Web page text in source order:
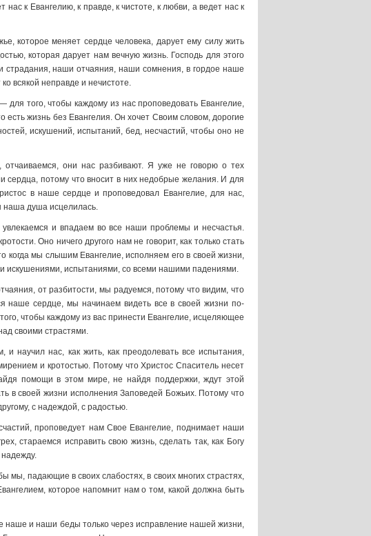
к Евангелию, к правде, к чистоте, к любви, а ведет нас к
которое меняет сердце человека, дарует ему силу жить
которая дарует нам вечную жизнь. Господь для этого
страдания, наши отчаяния, наши сомнения, в гордое наше
всякой неправде и нечистоте.
того, чтобы каждому из нас проповедовать Евангелие,
есть жизнь без Евангелия. Он хочет Своим словом, дорогие
искушений, испытаний, бед, несчастий, чтобы оно не
они нас разбивают. Я уже не говорю о тех
сердца, потому что вносит в них недобрые желания. И для
в наше сердце и проповедовал Евангелие, для нас,
наша душа исцелилась.
и впадаем во все наши проблемы и несчастья.
Оно ничего другого нам не говорит, как только стать
когда мы слышим Евангелие, исполняем его в своей жизни,
искушениями, испытаниями, со всеми нашими падениями.
от разбитости, мы радуемся, потому что видим, что
наше сердце, мы начинаем видеть все в своей жизни по-
чтобы каждому из вас принести Евангелие, исцеляющее
своими страстями.
научил нас, как жить, как преодолевать все испытания,
и кротостью. Потому что Христос Спаситель несет
помощи в этом мире, не найдя поддержки, ждут этой
в своей жизни исполнения Заповедей Божьих. Потому что
с надеждой, с радостью.
проповедует нам Свое Евангелие, поднимает наши
стараемся исправить свою жизнь, сделать так, как Богу
надежду.
мы, падающие в своих слабостях, в своих многих страстях,
которое напомнит нам о том, какой должна быть
наше и наши беды только через исправление нашей жизни,